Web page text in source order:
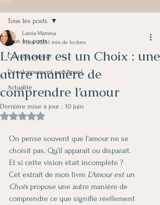
Tous les posts
Coin de poésie
Développement personnel
Actualité
Tous les posts
L’Amour est un Choix : une
autre manière de
comprendre l’amour
Lamia Mamma
5 juin 20251 min de lecture
Dernière mise à jour : 10 juin
Noté NaN étoiles sur 5.
On pense souvent que l’amour ne se
choisit pas. Qu’il apparaît ou disparaît.
Et si cette vision était incomplète ?
Cet extrait de mon livre L’Amour est un
Choix propose une autre manière de
comprendre ce que signifie réellement